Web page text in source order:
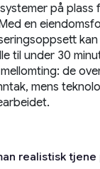
på
en
til under 30
de
mens
realistisk